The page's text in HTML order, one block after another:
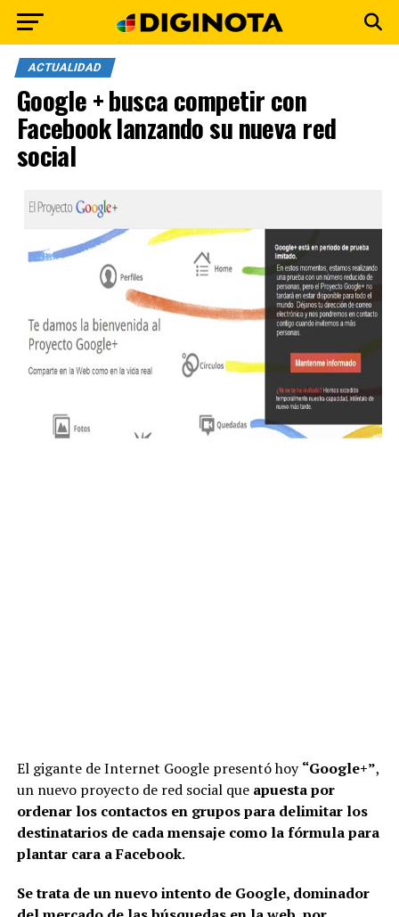
ACTUALIDAD
Google + busca competir con
Facebook lanzando su nueva red
social
El gigante de Internet Google presentó hoy“Google+”,
un nuevo proyecto de red social que apuesta por
ordenar los contactos en grupos para delimitar los
destinatarios de cada mensaje como la fórmula para
plantar cara a Facebook.
Se trata de un nuevo intento de Google, dominador